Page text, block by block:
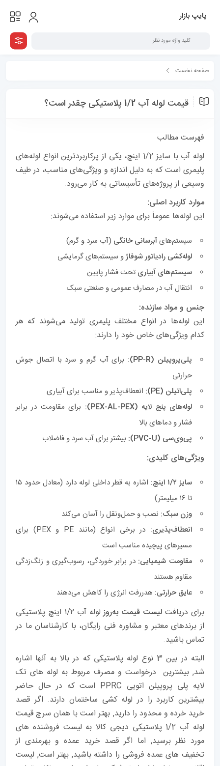
پایپ بازار
صفحه نخست
قیمت لوله آب 1/2 پلاستیکی چقدر است؟
فهرست مطالب
لوله آب با سایز 1/2 اینچ، یکی از پرکاربردترین انواع لوله‌های
پلیمری است که به دلیل اندازه و ویژگی‌های مناسب، در طیف
وسیعی از پروژه‌های تأسیساتی به کار می‌رود.
موارد کاربرد اصلی:
این لوله‌ها عموماً برای موارد زیر استفاده می‌شوند:
سیستم‌هایآبرسانی خانگی (آب سرد و گرم)
لوله‌کشی رادیاتور شوفاژو سیستم‌های گرمایشی
سیستم‌های آبیاری تحت فشار پایین
انتقال آب در مصارف عمومی و صنعتی سبک
جنس و مواد سازنده:
این لوله‌ها در انواع مختلف پلیمری تولید می‌شوند که هر
کدام ویژگی‌های خاص خود را دارند:
پلی‌پروپیلن (PP-R):
برای آب گرم و سرد با اتصال جوش
حرارتی
پلی‌اتیلن (PE):
انعطاف‌پذیر و مناسب برای آبیاری
لوله‌های پنج لایه (PEX-AL-PEX):
برای مقاومت در برابر
فشار و دماهای بالا
پی‌وی‌سی (PVC-U):
بیشتر برای آب سرد و فاضلاب
ویژگی‌های کلیدی:
سایز ۱/۲ اینچ:
اشاره به قطر داخلی لوله دارد (معادل حدود ۱۵
تا ۱۶ میلیمتر)
وزن سبک: نصب و حمل‌ونقل را آسان می‌کند
انعطاف‌پذیری:
در برخی انواع (مانند PE و PEX) برای
مسیرهای پیچیده مناسب است
مقاومت شیمیایی: در برابر خوردگی، رسوب‌گیری و زنگ‌زدگی
مقاوم هستند
عایق حرارتی: هدررفت انرژی را کاهش می‌دهند
برای دریافت لیست قیمت به‌روز
لوله آب ۱/۲ اینچ پلاستیکی
از برندهای معتبر و مشاوره فنی رایگان، با کارشناسان ما در
تماس باشید.
البته در بین 3 نوع لوله پلاستیکی که در بالا به آنها اشاره
شد, بیشترین درخواست و مصرف مربوط به لوله های تک
لایه پلی پروپیلن اتویی PPRC است که در حال حاضر
بیشترین کاربرد را در لوله کشی ساختمان دارند. اگر قصد
خرید خرده و محدود را دارید, بهتر است با همان سرچ قیمت
لوله آب 1/2 پلاستیکی دیجی کالا به لیست فروشنده های
مورد نظر برسید, اما اگر قصد خرید عمده و بهرمندی از
تخفیف های عمده فروشی را داشته باشید, بهتر است, لیست